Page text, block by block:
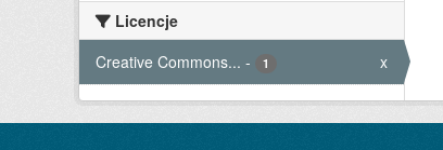
Licencje
Creative Commons... - 1 x